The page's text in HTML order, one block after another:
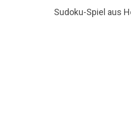
Sudoku-Spiel aus